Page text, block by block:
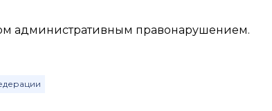
административным правонарушением.